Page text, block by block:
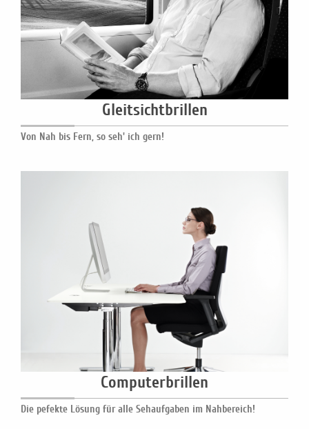
Gleitsichtbrillen
Von Nah bis Fern, so seh' ich gern!
Computerbrillen
Die pefekte Lösung für alle Sehaufgaben im Nahbereich!